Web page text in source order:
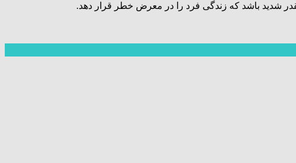
شدید باشد که زندگی فرد را در معرض خطر قرار دهد.